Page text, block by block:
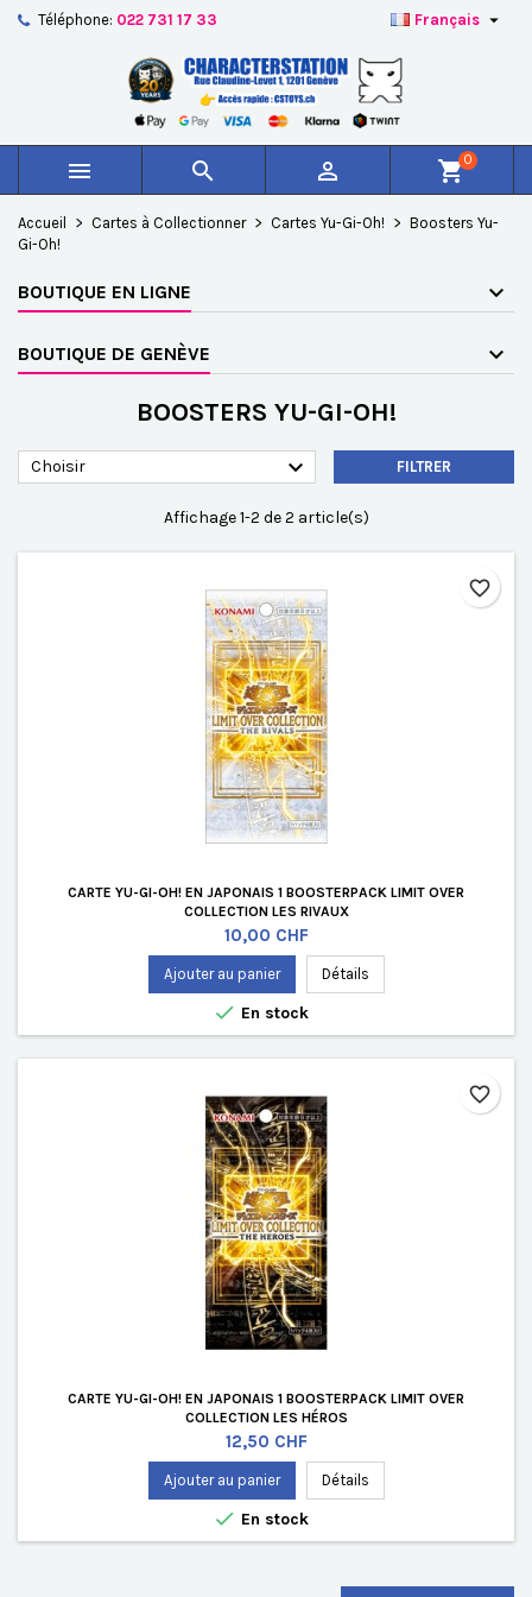
Téléphone: 022 731 17 33 Français 
   shopping_cart0
Accueil Cartes à Collectionner Cartes Yu-Gi-Oh!
Boosters Yu-
Gi-Oh!
BOUTIQUE EN LIGNE
BOUTIQUE DE GENÈVE
BOOSTERS YU-GI-OH!
Choisir  FILTRER
Affichage 1-2 de 2 article(s)
CARTE YU-GI-OH! EN JAPONAIS 1 BOOSTERPACK LIMIT OVER
COLLECTION LES RIVAUX
Prix
10,00 CHF
Ajouter au panier Détails
 En stock
favorite_border
CARTE YU-GI-OH! EN JAPONAIS 1 BOOSTERPACK LIMIT OVER
COLLECTION LES HÉROS
Prix
12,50 CHF
Ajouter au panier Détails
 En stock
favorite_border
Créer une nouvelle liste
((confirmMessage))
((cancelText)) ((modalDeleteText))
Nom de la liste d'envies
Annuler Créer une liste d'envies
Vous devez être connecté pour ajouter des produits à
votre liste d'envies.